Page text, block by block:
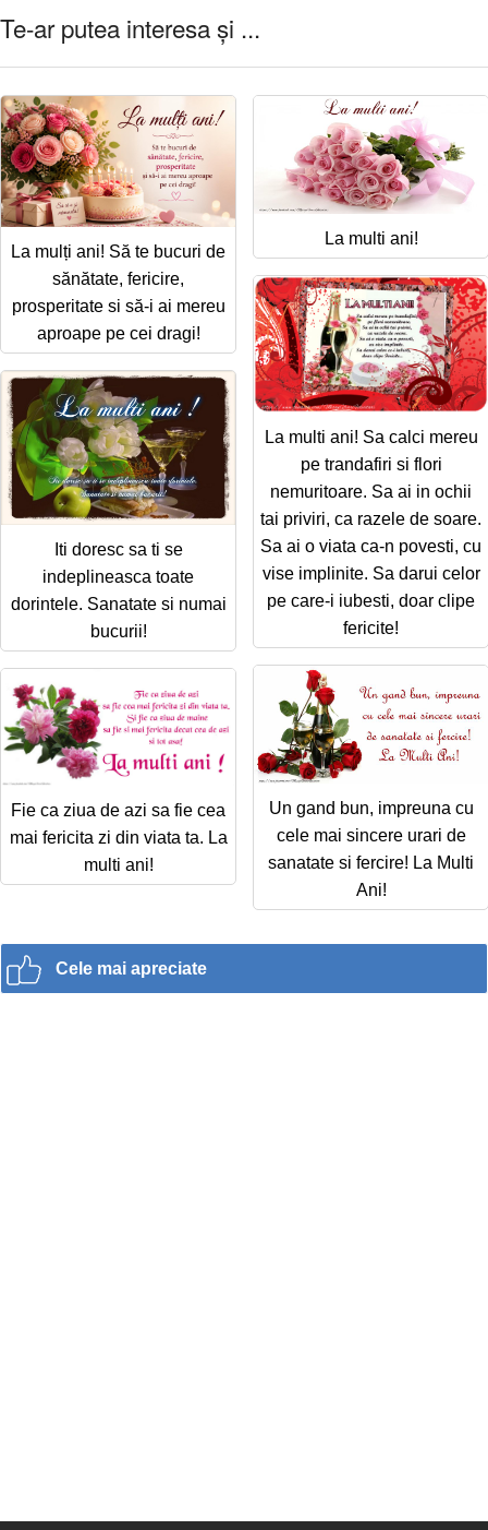
Te-ar putea interesa și ...
La mulți ani! Să te bucuri de
sănătate, fericire,
prosperitate si să-i ai mereu
aproape pe cei dragi!
La multi ani!
La multi ani! Sa calci mereu
pe trandafiri si flori
nemuritoare. Sa ai in ochii
tai priviri, ca razele de soare.
Sa ai o viata ca-n povesti, cu
vise implinite. Sa darui celor
pe care-i iubesti, doar clipe
fericite!
Iti doresc sa ti se
indeplineasca toate
dorintele. Sanatate si numai
bucurii!
Un gand bun, impreuna cu
cele mai sincere urari de
sanatate si fercire! La Multi
Ani!
Fie ca ziua de azi sa fie cea
mai fericita zi din viata ta. La
multi ani!
Cele mai apreciate